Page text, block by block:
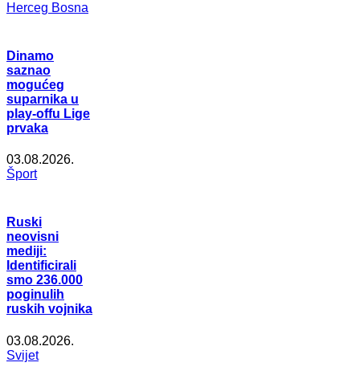
Herceg Bosna
Dinamo
saznao
mogućeg
suparnika u
play-offu Lige
prvaka
03.08.2026.
Šport
Ruski
neovisni
mediji:
Identificirali
smo 236.000
poginulih
ruskih vojnika
03.08.2026.
Svijet